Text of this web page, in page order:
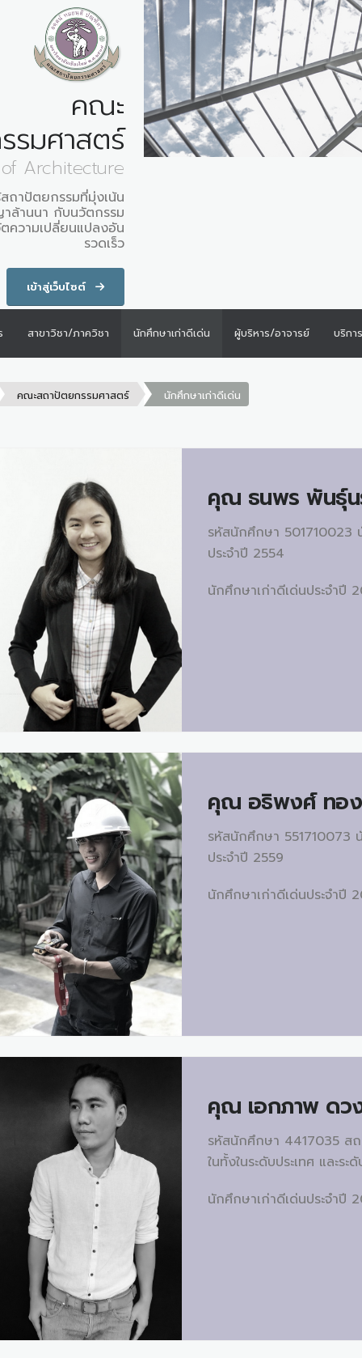
คณะ
รมศาสตร์
Architecture
ถาปัตยกรรมที่มุ่งเน้น
ล้านนา กับนวัตกรรม
ความเปลี่ยนแปลงอัน
รวดเร็ว
เข้าสู่เว็บไซต์
สาขาวิชา/ภาควิชา นักศึกษาเก่าดีเด่น ผู้บริหาร/อาจารย์ บริการ
คณะสถาปัตยกรรมศาสตร์ นักศึกษาเก่าดีเด่น
คุณ ธนพร พันธุ์น
รหัสนักศึกษา 501710023
ประจำปี 2554
นักศึกษาเก่าดีเด่นประจำปี
คุณ อธิพงศ์ ทอ
รหัสนักศึกษา 551710073
ประจำปี 2559
นักศึกษาเก่าดีเด่นประจำปี
คุณ เอกภาพ ดว
รหัสนักศึกษา 4417035 สถ
ในทั้งในระดับประเทศ และระ
นักศึกษาเก่าดีเด่นประจำปี